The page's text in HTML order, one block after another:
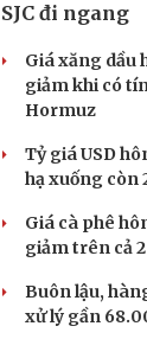
SJC đi ngang
Giá xăng dầu
giảm khi có
Hormuz
Tỷ giá USD
hạ xuống còn
Giá cà phê
giảm trên cả
Buôn lậu,
xử lý gần